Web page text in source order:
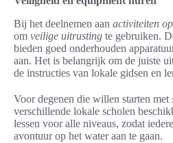
Bij het deelnemen aan activiteiten
om veilige uitrusting te gebruiken.
bieden goed onderhouden
aan. Het is belangrijk om de juiste
de instructies van lokale gidsen en
Voor degenen die willen starten met
verschillende lokale scholen
lessen voor alle niveaus, zodat
avontuur op het water aan te gaan.